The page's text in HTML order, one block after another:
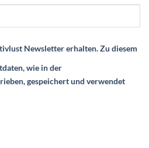
Newsletter erhalten. Zu diesem
wie in der
gespeichert und verwendet